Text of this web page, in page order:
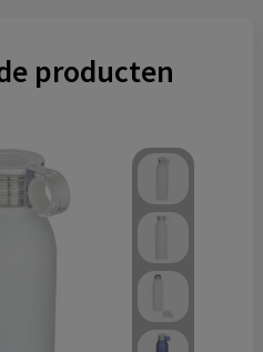
producten